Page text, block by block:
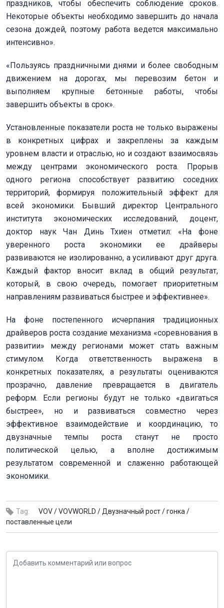
праздников, чтобы обеспечить соблюдение сроков.
Некоторые объекты необходимо завершить до начала
сезона дождей, поэтому работа ведется максимально
интенсивно».
«Пользуясь праздничными днями и более свободным
движением на дорогах, мы перевозим бетон и
выполняем крупные бетонные работы, чтобы
завершить объекты в срок».
Установленные показатели роста не только выражены
в конкретных цифрах и закреплены за каждым
уровнем власти и отраслью, но и создают взаимосвязь
между центрами экономического роста. Прорыв
одного региона способствует развитию соседних
территорий, формируя положительный эффект для
всей экономики. Бывший директор Центрального
института экономических исследований, доцент,
доктор наук Чан Динь Тхиен отметил: «На фоне
уверенного роста экономики ее драйверы
развиваются не изолированно, а усиливают друг друга.
Каждый фактор вносит вклад в общий результат,
который, в свою очередь, помогает приоритетным
направлениям развиваться быстрее и эффективнее».
На фоне постепенного исчерпания традиционных
драйверов роста создание механизма «соревнования в
развитии» между регионами может стать важным
стимулом. Когда ответственность выражена в
конкретных показателях, а результаты оцениваются
прозрачно, давление превращается в двигатель
реформ. Если регионы будут не только «двигаться
быстрее», но и развиваться совместно через
эффективное взаимодействие и координацию, то
двузначные темпы роста станут не просто
политической целью, а вполне достижимым
результатом современной и слаженно работающей
экономики.
Tag: VOV /VOVWORLD /Двузначный рост /гонка /
поставленные цели